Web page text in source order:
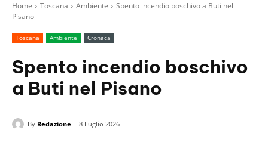
Home Toscana Ambiente
Spento incendio boschivo a Buti nel
Pisano
Toscana Ambiente Cronaca
Spento incendio boschivo
a Buti nel Pisano
By Redazione 8 Luglio 2026